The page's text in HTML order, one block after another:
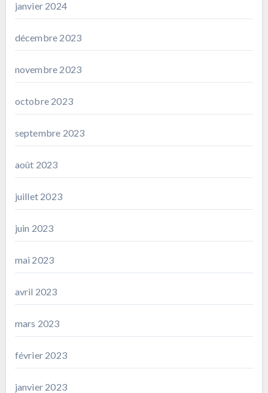
janvier 2024
décembre 2023
novembre 2023
octobre 2023
septembre 2023
août 2023
juillet 2023
juin 2023
mai 2023
avril 2023
mars 2023
février 2023
janvier 2023